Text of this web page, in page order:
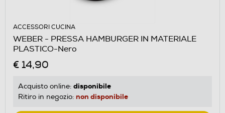
ACCESSORI CUCINA
WEBER - PRESSA HAMBURGER IN MATERIALE
PLASTICO-Nero
€ 14,90
Acquisto online: disponibile
Ritiro in negozio: non disponibile